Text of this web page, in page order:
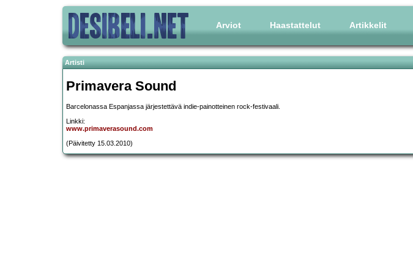
Arviot Haastattelut Artikkelit
Artisti
Primavera Sound
Barcelonassa Espanjassa järjestettävä indie-painotteinen rock-festivaali.
Linkki:
www.primaverasound.com
(Päivitetty 15.03.2010)